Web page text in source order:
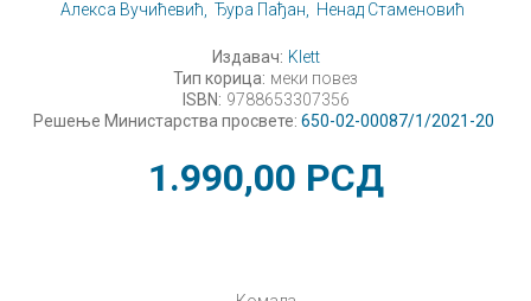
Алекса Вучићевић, Ђура Пађан, Ненад Стаменовић
Издавач: Klett
Тип корица: меки повез
ISBN: 9788653307356
Решење Министарства просвете: 650-02-00087/1/2021-20
1.990,00 РСД